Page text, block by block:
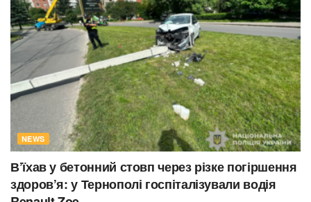
NEWS
В’їхав у бетонний стовп через різке погіршення
здоров’я: у Тернополі госпіталізували водія